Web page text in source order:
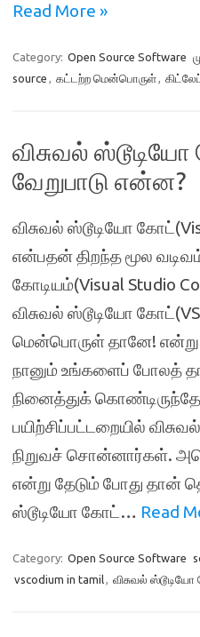
Read More »
Category: Open Source Software
source , கட்டற்ற மென்பொருள்,
விசுவல்
வேறுபாடு என்ன?
விசுவல் ஸ்டூடியோ
என்பதன் திறந்த மூல
கோடியம்(Visual Studio
விசுவல் ஸ்டூடியோ
மென்பொருள் தானே!
நானும் உங்களைப் போலத்
நினைத்துக்
பயிற்சிப்பட்டறையில்
நிறுவச் சொன்னார்கள்.
என்று தேடும் போது தான்
ஸ்டூடியோ கோட்… Read
Category: Open Source Software
vscodium in tamil, விசுவல்